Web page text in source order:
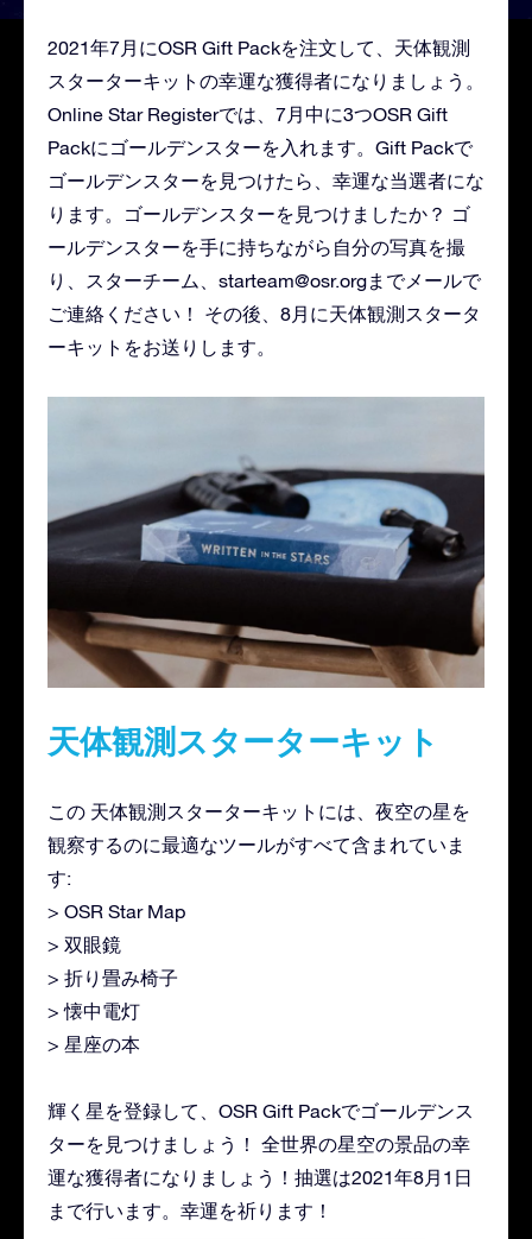
2021年7月にOSR Gift Packを注文して、天体観測
スターターキットの幸運な獲得者になりましょう。
Online Star Registerでは、7月中に3つOSR Gift
Packにゴールデンスターを入れます。Gift Packで
ゴールデンスターを見つけたら、幸運な当選者にな
ります。ゴールデンスターを見つけましたか？ ゴ
ールデンスターを手に持ちながら自分の写真を撮
り、スターチーム、 starteam@osr.orgまでメールで
ご連絡ください！ その後、8月に天体観測スタータ
ーキットをお送りします。
天体観測スターターキット
この 天体観測スターターキットには、夜空の星を
観察するのに最適なツールがすべて含まれていま
す:
> OSR Star Map
> 双眼鏡
> 折り畳み椅子
> 懐中電灯
> 星座の本
輝く星を登録して、OSR Gift Packでゴールデンス
ターを見つけましょう！ 全世界の星空の景品の幸
運な獲得者になりましょう！抽選は2021年8月1日
まで行います。幸運を祈ります！